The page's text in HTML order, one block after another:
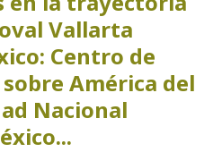
Vallarta
Centro de
América del
Nacional